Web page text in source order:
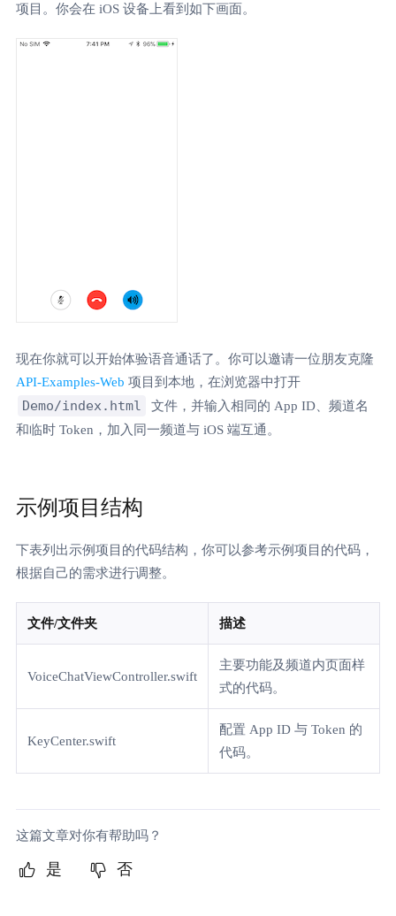
项目。你会在 iOS 设备上看到如下画面。
现在你就可以开始体验语音通话了。你可以邀请一位朋友克隆
API-Examples-Web 项目到本地，在浏览器中打开
Demo/index.html
文件，并输入相同的 App ID、频道名
和临时 Token，加入同一频道与 iOS 端互通。
示例项目结构
下表列出示例项目的代码结构，你可以参考示例项目的代码，
根据自己的需求进行调整。
文件/文件夹 描述
VoiceChatViewController.swift
主要功能及频道内页面样
式的代码。
KeyCenter.swift
配置 App ID 与 Token 的
代码。
这篇文章对你有帮助吗？
是 否